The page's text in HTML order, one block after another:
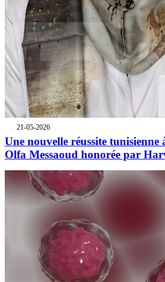
21-05-2026
Une nouvelle réussite
Olfa Messaoud honorée par